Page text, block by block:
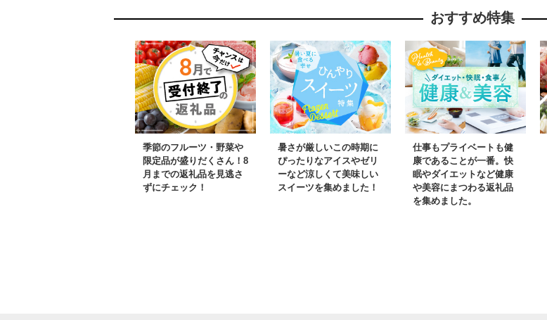
おすすめ特集
季節のフルーツ・野菜や
限定品が盛りだくさん！8
月までの返礼品を見逃さ
ずにチェック！
暑さが厳しいこの時期に
ぴったりなアイスやゼリ
ーなど涼しくて美味しい
スイーツを集めました！
仕事もプライベートも健
康であることが一番。快
眠やダイエットなど健康
や美容にまつわる返礼品
を集めました。